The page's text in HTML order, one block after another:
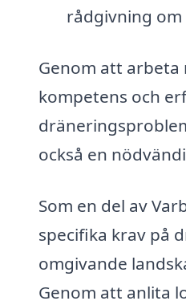
rådgivning
Genom att
kompetens och
också en
Som en del av
specifika krav på
omgivande
Genom att anlita